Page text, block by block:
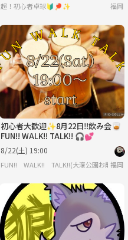
超！初心者卓球🔰🏓✨ 福岡
初心者大歓迎✨8月22日‼️飲み会🥃
FUN!! WALK!! TALK!! 🎧💕
8/22(土) 19:00
FUN!! WALK!! TALK!!(大濠公園お散歩
福岡